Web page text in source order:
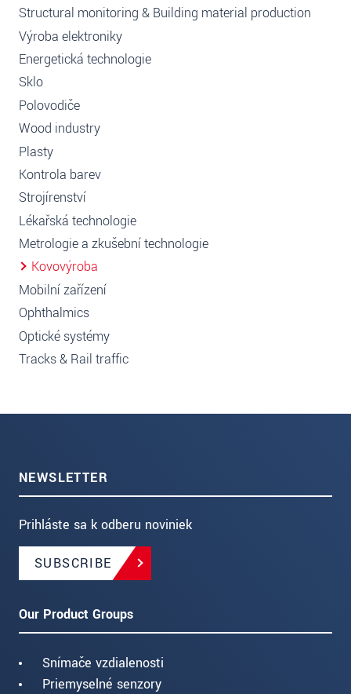
Structural monitoring & Building material production
Výroba elektroniky
Energetická technologie
Sklo
Polovodiče
Wood industry
Plasty
Kontrola barev
Strojírenství
Lékařská technologie
Metrologie a zkušební technologie
Kovovýroba
Mobilní zařízení
Ophthalmics
Optické systémy
Tracks & Rail traffic
NEWSLETTER
Prihláste sa k odberu noviniek
SUBSCRIBE
Our Product Groups
Snímače vzdialenosti
Priemyselné senzory